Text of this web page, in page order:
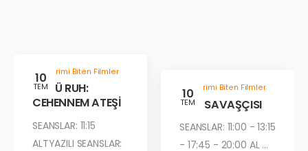
10
TEM
Gösterimi Biten Filmler
KÖTÜ RUH:
CEHENNEM ATEŞİ
SEANSLAR: 11:15
ALTYAZILI SEANSLAR:
10
TEM
Gösterimi Biten Filmler
ÇÖL SAVAŞÇISI
SEANSLAR: 11:00 - 13:15
- 17:45 - 20:00 AL ...